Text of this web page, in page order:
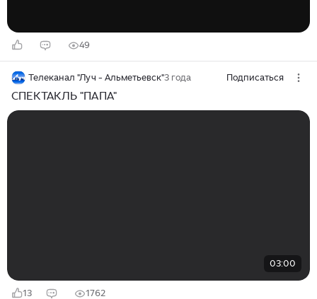
49
Телеканал "Луч - Альметьевск"3 года Подписаться
СПЕКТАКЛЬ "ПАПА"
03:00
13 1762